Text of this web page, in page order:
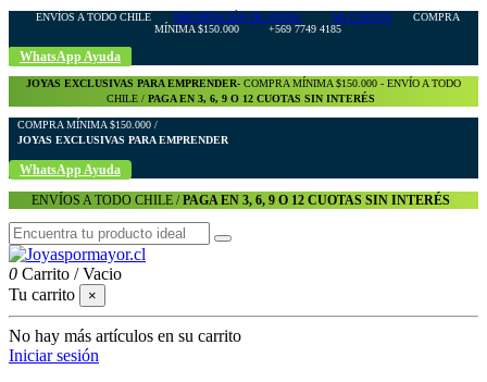
ENVÍOS A TODO CHILE IMPORTACIÓN DE JOYAS MI CUENTA COMPRA
MÍNIMA $150.000 +569 7749 4185
WhatsApp Ayuda
JOYAS EXCLUSIVAS PARA EMPRENDER- COMPRA MÍNIMA $150.000 - ENVÍO A TODO
CHILE / PAGA EN 3, 6, 9 O 12 CUOTAS SIN INTERÉS
COMPRA MÍNIMA $150.000 /
JOYAS EXCLUSIVAS PARA EMPRENDER
WhatsApp Ayuda
ENVÍOS A TODO CHILE /PAGA EN 3, 6, 9 O 12 CUOTAS SIN INTERÉS
0 Carrito /Vacio
Tu carrito
×
No hay más artículos en su carrito
Iniciar sesión